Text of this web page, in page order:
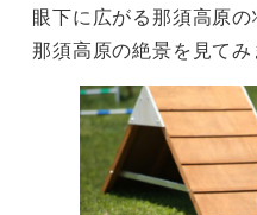
眼下に広がる那須高原
那須高原の絶景を見てみ